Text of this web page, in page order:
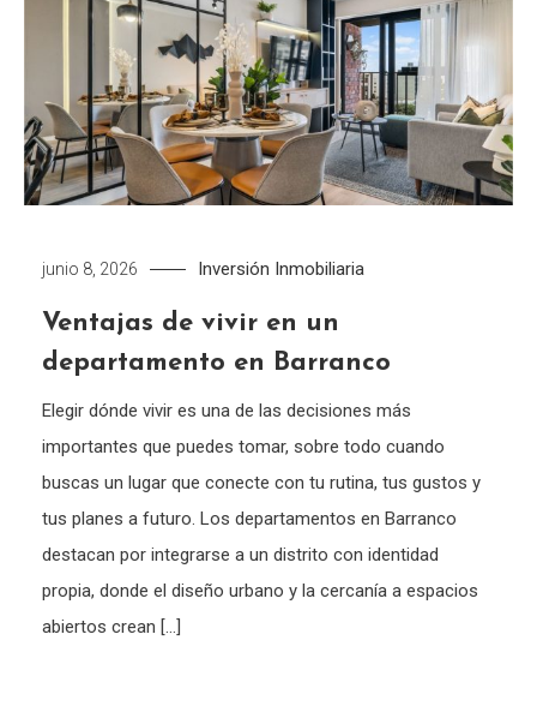
junio 8, 2026 Inversión Inmobiliaria
Ventajas de vivir en un
departamento en Barranco
Elegir dónde vivir es una de las decisiones más
importantes que puedes tomar, sobre todo cuando
buscas un lugar que conecte con tu rutina, tus gustos y
tus planes a futuro. Los departamentos en Barranco
destacan por integrarse a un distrito con identidad
propia, donde el diseño urbano y la cercanía a espacios
abiertos crean […]